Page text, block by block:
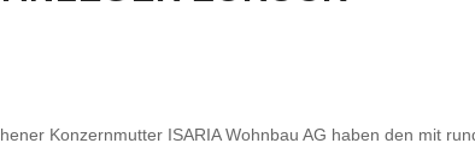
Konzernmutter ISARIA Wohnbau AG haben den mit